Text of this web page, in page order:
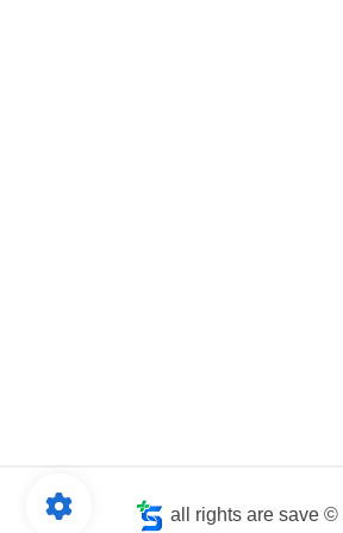
all rights are save ©